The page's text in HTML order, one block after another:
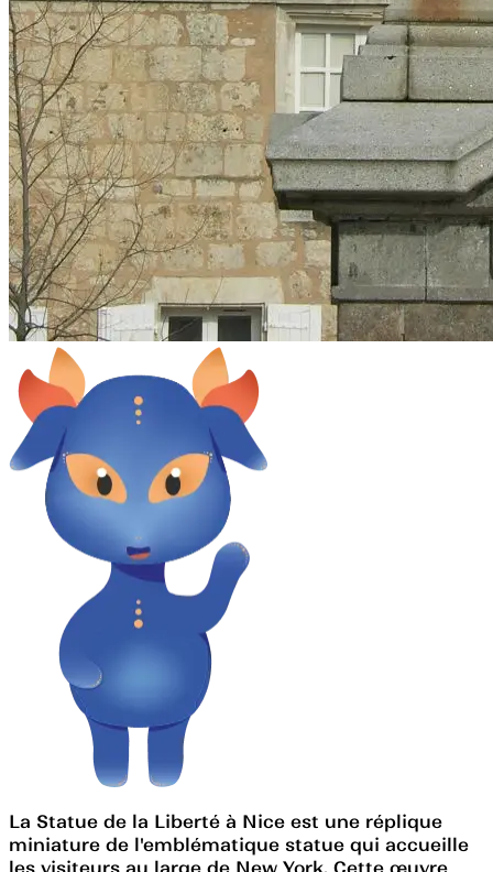
La Statue de la Liberté à Nice est une réplique
miniature de l'emblématique statue qui accueille
les visiteurs au large de New York. Cette œuvre